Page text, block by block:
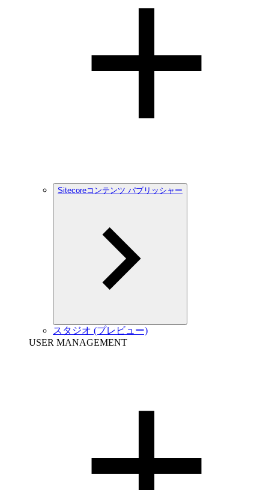
Sitecoreコンテンツ パブリッシャー
スタジオ (プレビュー)
USER MANAGEMENT